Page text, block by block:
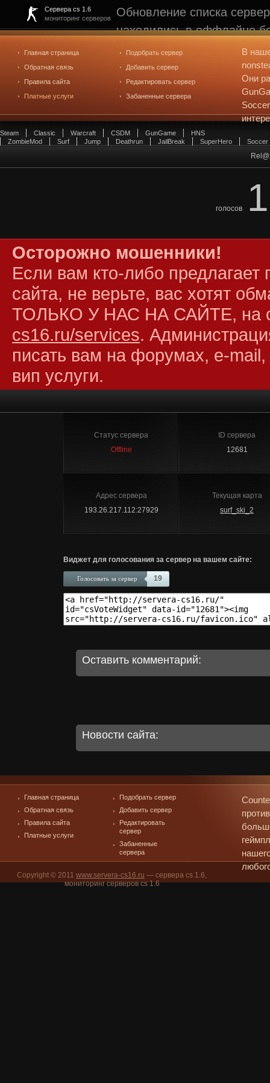
Сервера cs 1.6
мониторинг серверов
Обновление списка
находились в оффлайне
рейтинге не участвуют.
редактирования
.
Главная страница
Обратная связь
Правила сайта
Платные услуги
Подобрать сервер
Добавить сервер
Редактировать сервер
Забаненные сервера
В
Они
Steam Classic Warcraft CSDM GunGame
HNS
ZombieMod
Surf Jump Deathrun JailBreak SuperHero Soccer
голосов
Осторожно мошенники!
Если вам кто-либо
сайта, не верьте, вас хотят
ТОЛЬКО У НАС НА САЙТЕ, на
cs16.ru/services.
писать вам на форумах, e-mail,
вип услуги.
Статус сервера
Offline
ID сервера
12681
Адрес сервера
193.26.217.112:27929
Текущая карта
surf_ski_2
Виджет для голосования за сервер на вашем сайте:
19
Голосовать за сервер
Оставить комментарий:
Новости сайта:
Главная страница
Обратная связь
Правила сайта
Платные услуги
Подобрать сервер
Добавить сервер
Редактировать
сервер
Забаненные
сервера
Copyright © 2011 www.servera-cs16.ru — сервера cs 1.6,
мониторинг серверов cs 1.6